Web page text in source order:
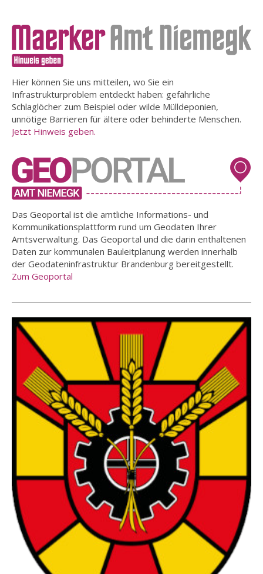
Hier können Sie uns mitteilen, wo Sie ein
Infrastrukturproblem entdeckt haben: gefährliche
Schlaglöcher zum Beispiel oder wilde Mülldeponien,
unnötige Barrieren für ältere oder behinderte Menschen.
Jetzt Hinweis geben.
Das Geoportal ist die amtliche Informations- und
Kommunikationsplattform rund um Geodaten Ihrer
Amtsverwaltung. Das Geoportal und die darin enthaltenen
Daten zur kommunalen Bauleitplanung werden innerhalb
der Geodateninfrastruktur Brandenburg bereitgestellt.
Zum Geoportal